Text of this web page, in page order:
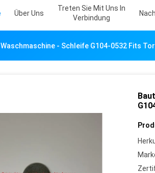
Über Uns
Treten Sie Mit Uns In
Verbindung
- Schleife G104-0532 Fits